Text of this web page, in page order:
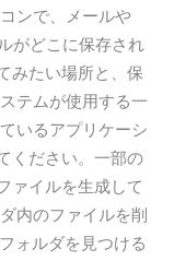
ンで、メールや
がどこに保存され
みたい場所と、保
テムが使用する一
いるアプリケーシ
ください。一部の
ァイルを生成して
内のファイルを削
ォルダを見つける